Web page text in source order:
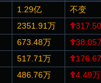
1.29亿
不变
2351.91万
673.48万
38.05
517.71万
486.76万
4.49万